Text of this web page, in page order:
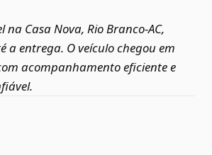
na Casa Nova, Rio Branco‑AC,
a entrega. O veículo chegou em
acompanhamento eficiente e